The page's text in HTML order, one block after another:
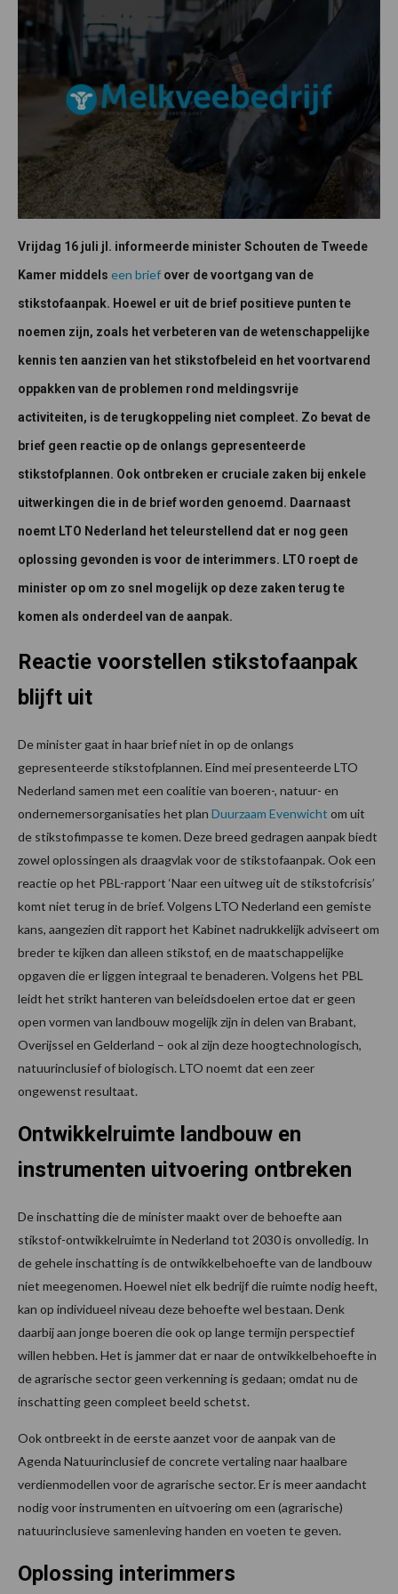
Vrijdag 16 juli jl. informeerde minister Schouten de Tweede
Kamer middels een brief over de voortgang van de
stikstofaanpak. Hoewel er uit de brief positieve punten te
noemen zijn, zoals het verbeteren van de wetenschappelijke
kennis ten aanzien van het stikstofbeleid en het voortvarend
oppakken van de problemen rond meldingsvrije
activiteiten, is de terugkoppeling niet compleet. Zo bevat de
brief geen reactie op de onlangs gepresenteerde
stikstofplannen. Ook ontbreken er cruciale zaken bij enkele
uitwerkingen die in de brief worden genoemd. Daarnaast
noemt LTO Nederland het teleurstellend dat er nog geen
oplossing gevonden is voor de interimmers. LTO roept de
minister op om zo snel mogelijk op deze zaken terug te
komen als onderdeel van de aanpak.
Reactie voorstellen stikstofaanpak
blijft uit
De minister gaat in haar brief niet in op de onlangs
gepresenteerde stikstofplannen. Eind mei presenteerde LTO
Nederland samen met een coalitie van boeren-, natuur- en
ondernemersorganisaties het plan Duurzaam Evenwicht om uit
de stikstofimpasse te komen. Deze breed gedragen aanpak biedt
zowel oplossingen als draagvlak voor de stikstofaanpak. Ook een
reactie op het PBL-rapport ‘Naar een uitweg uit de stikstofcrisis’
komt niet terug in de brief. Volgens LTO Nederland een gemiste
kans, aangezien dit rapport het Kabinet nadrukkelijk adviseert om
breder te kijken dan alleen stikstof, en de maatschappelijke
opgaven die er liggen integraal te benaderen. Volgens het PBL
leidt het strikt hanteren van beleidsdoelen ertoe dat er geen
open vormen van landbouw mogelijk zijn in delen van Brabant,
Overijssel en Gelderland – ook al zijn deze hoogtechnologisch,
natuurinclusief of biologisch. LTO noemt dat een zeer
ongewenst resultaat.
Ontwikkelruimte landbouw en
instrumenten uitvoering ontbreken
De inschatting die de minister maakt over de behoefte aan
stikstof-ontwikkelruimte in Nederland tot 2030 is onvolledig. In
de gehele inschatting is de ontwikkelbehoefte van de landbouw
niet meegenomen. Hoewel niet elk bedrijf die ruimte nodig heeft,
kan op individueel niveau deze behoefte wel bestaan. Denk
daarbij aan jonge boeren die ook op lange termijn perspectief
willen hebben. Het is jammer dat er naar de ontwikkelbehoefte in
de agrarische sector geen verkenning is gedaan; omdat nu de
inschatting geen compleet beeld schetst.
Ook ontbreekt in de eerste aanzet voor de aanpak van de
Agenda Natuurinclusief de concrete vertaling naar haalbare
verdienmodellen voor de agrarische sector. Er is meer aandacht
nodig voor instrumenten en uitvoering om een (agrarische)
natuurinclusieve samenleving handen en voeten te geven.
Oplossing interimmers